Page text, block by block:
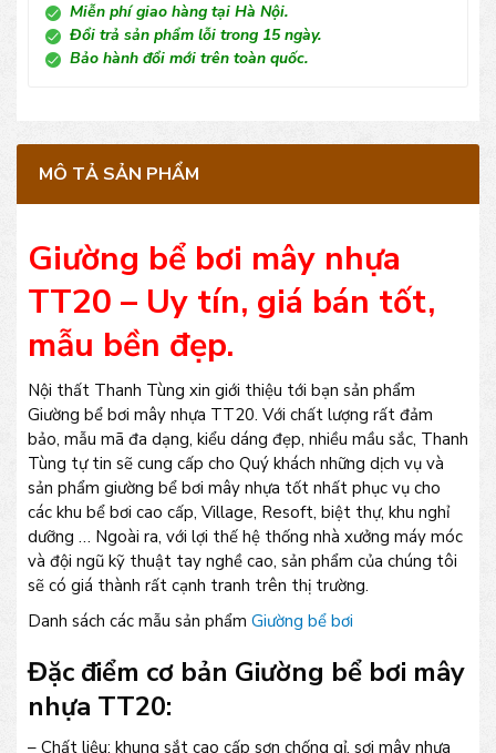
Miễn phí giao hàng tại Hà Nội.
Đổi trả sản phẩm lỗi trong 15 ngày.
Bảo hành đổi mới trên toàn quốc.
MÔ TẢ SẢN PHẨM
Giường bể bơi mây nhựa
TT20 – Uy tín, giá bán tốt,
mẫu bền đẹp.
Nội thất Thanh Tùng xin giới thiệu tới bạn sản phẩm
Giường bể bơi mây nhựa TT20. Với chất lượng rất đảm
bảo, mẫu mã đa dạng, kiểu dáng đẹp, nhiều mầu sắc, Thanh
Tùng tự tin sẽ cung cấp cho Quý khách những dịch vụ và
sản phẩm giường bể bơi mây nhựa tốt nhất phục vụ cho
các khu bể bơi cao cấp, Village, Resoft, biệt thự, khu nghỉ
dưỡng … Ngoài ra, với lợi thế hệ thống nhà xưởng máy móc
và đội ngũ kỹ thuật tay nghề cao, sản phẩm của chúng tôi
sẽ có giá thành rất cạnh tranh trên thị trường.
Danh sách các mẫu sản phẩm Giường bể bơi
Đặc điểm cơ bản Giường bể bơi mây
nhựa TT20:
– Chất liệu: khung sắt cao cấp sơn chống gỉ, sợi mây nhựa